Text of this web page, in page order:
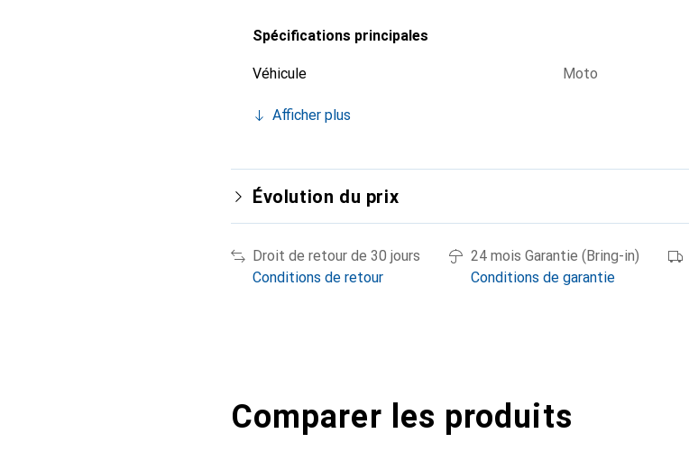
Spécifications principales
Véhicule Moto
Afficher plus
Évolution du prix
Droit de retour de 30 jours
Conditions de retour
24 mois Garantie (Bring-in)
Conditions de garantie
Comparer les produits